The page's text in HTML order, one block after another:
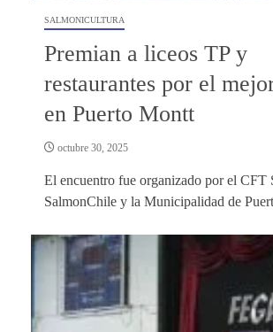
SALMONICULTURA
Premian a liceos TP y
restaurantes por el
en Puerto Montt
octubre 30, 2025
El encuentro fue organizado por el CFT
SalmonChile y la Municipalidad de